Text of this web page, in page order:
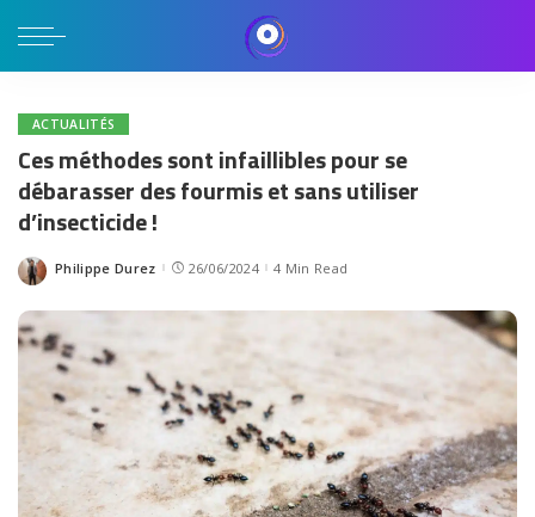
ACTUALITÉS
Ces méthodes sont infaillibles pour se
débarasser des fourmis et sans utiliser
d’insecticide !
Posted
Philippe Durez 26/06/2024 4 Min Read